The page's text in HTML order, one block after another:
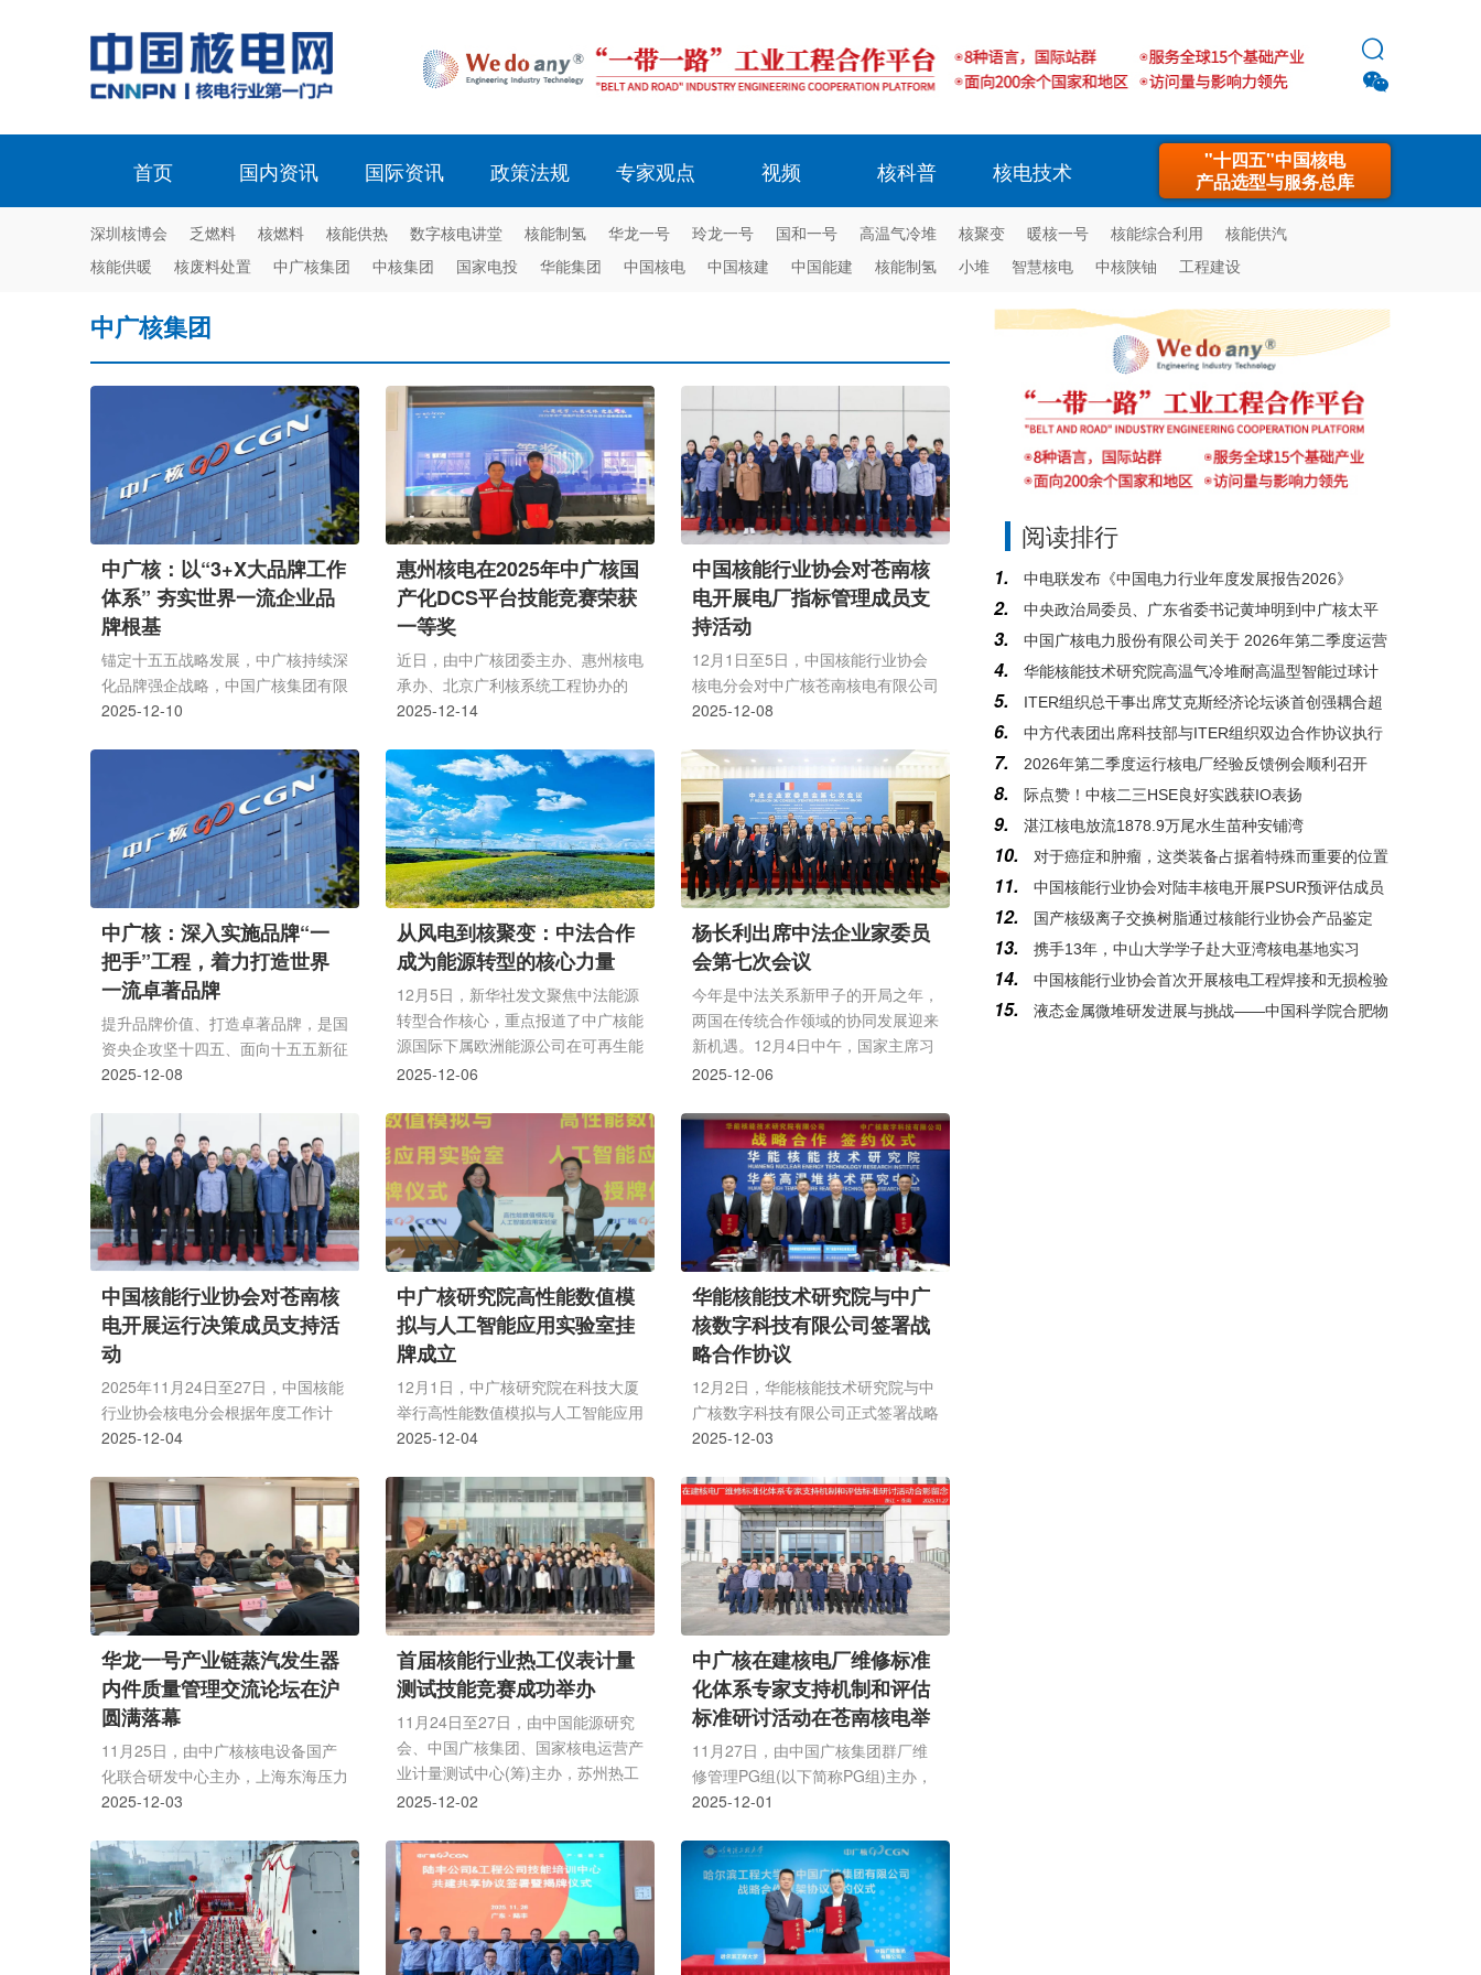


首页 国内资讯 国际资讯 政策法规 专家观点 视频 核科普 核电技术
"十四五"中国核电
产品选型与服务总库
深圳核博会 乏燃料 核燃料 核能供热 数字核电讲堂 核能制氢 华龙一号 玲龙一号 国和一号 高温气冷堆 核聚变 暖核一号 核能综合利用
核能供汽
核能供暖
核废料处置 中广核集团 中核集团 国家电投 华能集团 中国核电 中国核建 中国能建 核能制氢 小堆 智慧核电 中核陕铀 工程建设
中广核集团
中广核：以“3+X大品牌工作
体系” 夯实世界一流企业品
牌根基
锚定十五五战略发展，中广核持续深
化品牌强企战略，中国广核集团有限
公司党委书记、董事长杨长利亲自部
世界一流实施方案及深改专项行动、
战略焦点和督办任务及深化改革评
价，深入构建全面融合、多部门协
调、全链条的3+X大品牌工作体系，
即管理层(党委)、组织层(集团总
部)、执行层(成员公司)三级联动，
调动全体员工广泛参与，着力推动品
牌战略全面落地，夯实建设世界一流
能源企业的品牌根基。3+X大品牌工
作体系的3...
2025-12-10
惠州核电在2025年中广核国
产化DCS平台技能竞赛荣获
一等奖
近日，由中广核团委主办、惠州核电
承办、北京广利核系统工程协办的
2025年中广核国产化DCS平台设计
逐，惠州核电仪控部吴迪获得一等
奖，董承志获得二等奖。一等奖：惠
州核电 吴迪二等奖：惠州核电 董承
志(中间)本次竞赛以砺剑强技，护航
&lsquo;神经中枢&rsquo;为主题，聚
焦核电站国产化DCS的设计与运维
能力提升，来自中广核集团13家成
员单位的90余名仪控专业选手参加
角逐。竞赛紧密围绕以赛促学、以赛
促练、竞展风采...
2025-12-14
中国核能行业协会对苍南核
电开展电厂指标管理成员支
持活动
12月1日至5日，中国核能行业协会
核电分会对中广核苍南核电有限公司
开展了电厂指标管理成员支持活动。
程序中的专家支持类型，通过专家讲
座、集体研讨等形式，分享专家的知
识、经验及同行电厂的良好实践。经
过专家团队与电厂人员深入讨论，从
指标体系、管理改进、指标创优、管
理平台四个方面，专家团队与电厂人
员共同总结出学习点12项，开发了7
条改进行动建议和7条参考行动建
议。本次成员支持活动取得了预期的
良...
2025-12-08
中广核：深入实施品牌“一
把手”工程，着力打造世界
一流卓著品牌
提升品牌价值、打造卓著品牌，是国
资央企攻坚十四五、面向十五五新征
程中的时代命题和重要任务。2025
强领导和统一部署下，深入实施品牌
一把手工程，杨长利董事长亲自部
署，其他党委班子成员带头推进品牌
战略，将品牌建设作为增强核心功
能、提升核心竞争力的关键举措，全
面融合、系统构建多部门协调、全链
条的大品牌工作格局，以品牌软实力
激活发展势能，厚植创新优势，推动
企业加快做强...
2025-12-08
从风电到核聚变：中法合作
成为能源转型的核心力量
12月5日，新华社发文聚焦中法能源
转型合作核心，重点报道了中广核能
源国际下属欧洲能源公司在可再生能
源领域的深耕成果与两国长期合作积
协同，中广核以务实行动搭建起中法
绿色合作桥梁，共同书写全球清洁能
源转型新篇章。以下为报道中文完整
翻译↓↓↓从风电到核聚变：中法合
作成为能源转型的核心力量新华社北
京12月5日电 当今世界，能源转型已
成为各国共同面对的时代课题，而中
法在该领域的合作正...
2025-12-06
杨长利出席中法企业家委员
会第七次会议
今年是中法关系新甲子的开局之年，
两国在传统合作领域的协同发展迎来
新机遇。12月4日中午，国家主席习
近平在北京同法国总统马克龙共同出
七次会议闭幕式并致辞，为中法经贸
合作高质量发展指明方向。中国广核
集团有限公司董事长杨长利应邀出席
会议，作为企业代表参加两国元首共
同出席的国宴，中广核与法国电力集
团签署的《核能发展合作联合声明》
列入此次高访成果清单。本次会议由
中国商务部和法国经济、财政...
2025-12-06
中国核能行业协会对苍南核
电开展运行决策成员支持活
动
2025年11月24日至27日，中国核能
行业协会核电分会根据年度工作计
划，对中广核苍南核电有限公司开展
由中国核能行业协会特邀专家、三门
核电有限公司原董事长缪亚民担任队
长，中广核苍南核电有限公司副总经
理丁敬应、曾军生参加了活动。本次
活动采用核电分会成员支持活动工作
程序中的专家支持类型，通过专家讲
座、集体研讨和现场观摩等形式，针
对运行决策管理体系、组织流程、决
策技巧、关注事项、定期梳理分析...
2025-12-04
中广核研究院高性能数值模
拟与人工智能应用实验室挂
牌成立
12月1日，中广核研究院在科技大厦
举行高性能数值模拟与人工智能应用
实验室(以下简称数值实验室)授牌活
长舒睿出席活动并为数值实验室授
牌，党委副书记、总经理卢向晖主持
活动。研究院党委委员、总经理部成
员，各下属单位负责人共同见证。面
对新发展形势，中广核研究院将充分
发挥数值实验室在推进高性能数值模
拟与人工智能应用规划与发展的牵引
和统筹作用，着力解决反应堆和核燃
料研发设计中涉及大规模数值计算
以...
2025-12-04
华能核能技术研究院与中广
核数字科技有限公司签署战
略合作协议
12月2日，华能核能技术研究院与中
广核数字科技有限公司正式签署战略
合作协议。双方将本着优势互补、共
冷堆与压水堆数字化仪控系统设计、
运维保障及数字化业务等领域持续加
强协同，共同推动我国核能产业高质
量发展。华能核能技术研究院公司执
行董事、党委书记王百泉，总经理、
党委副书记徐伟强，中广核数科董事
长、党委书记孙永滨出席签约仪式并
开展座谈交流。华能核能技术研究院
公司副总经理、党委委员史进，...
2025-12-03
华龙一号产业链蒸汽发生器
内件质量管理交流论坛在沪
圆满落幕
11月25日，由中广核核电设备国产
化联合研发中心主办，上海东海压力
容器制造有限公司承办，哈电集团
龙一号产业链蒸汽发生器内件质量管
理交流论坛在上海成功举办。华北核
与辐射安全监督站代表及核电装备制
造业同仁等三十余位嘉宾参会，共同
围绕蒸汽发生器内件质量提升展开深
2025-12-03
首届核能行业热工仪表计量
测试技能竞赛成功举办
11月24日至27日，由中国能源研究
会、中国广核集团、国家核电运营产
业计量测试中心(筹)主办，苏州热工
研究院、中国计量大学承办的首届核
动在杭州成功举办。竞赛旨在提升核
电计量技术水平，加强行业内的技术
交流与合作，助力核电新质生产力发
展。本次活动吸引了来自中国广核集
团、中核集团、华能集团等17支代
2025-12-02
中广核在建核电厂维修标准
化体系专家支持机制和评估
标准研讨活动在苍南核电举
办
11月27日，由中国广核集团群厂维
修管理PG组(以下简称PG组)主办，
苍南核电承办的中广核在建核电厂维
准研讨活动在苍南核电成功举办，苍
南核电党委委员、副总经理曾军生出
席本次活动。研讨活动介绍了新编的
《在建核电厂维修标准化体系专家支
持机制》，机制旨在通过PG组平
2025-12-01
阅读排行
1. 中电联发布《中国电力行业年度发展报告2026》
2.
中央政治局委员、广东省委书记黄坤明到中广核太平
岭核电基地调研
3.
中国广核电力股份有限公司关于 2026年第二季度运营
情况的公告
4.
华能核能技术研究院高温气冷堆耐高温型智能过球计
数器系统研发与应用通过科技成果鉴定
5.
ITER组织总干事出席艾克斯经济论坛谈首创强耦合超
大型工程的复杂性管控
6.
中方代表团出席科技部与ITER组织双边合作协议执行
情况2026年度会议
7. 2026年第二季度运行核电厂经验反馈例会顺利召开
8. 际点赞！中核二三HSE良好实践获IO表扬
9. 湛江核电放流1878.9万尾水生苗种安铺湾
10. 对于癌症和肿瘤，这类装备占据着特殊而重要的位置
11.
中国核能行业协会对陆丰核电开展PSUR预评估成员
支持活动
12. 国产核级离子交换树脂通过核能行业协会产品鉴定
13. 携手13年，中山大学学子赴大亚湾核电基地实习
14.
中国核能行业协会首次开展核电工程焊接和无损检验
质量管控专项评估
15.
液态金属微堆研发进展与挑战——中国科学院合肥物